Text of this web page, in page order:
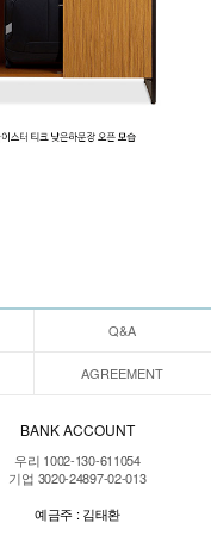
Q&A
AGREEMENT
BANK ACCOUNT
우리 1002-130-611054
기업 3020-24897-02-013
예금주 : 김태환